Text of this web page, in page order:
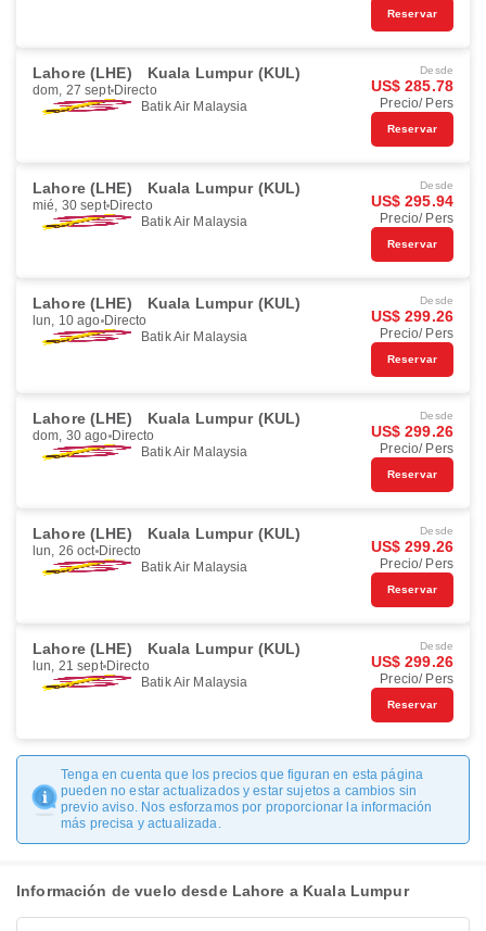
Reservar
Lahore (LHE) Kuala Lumpur (KUL)
dom, 27 sept Directo
Batik Air Malaysia
Desde
US$ 285.78
Precio/ Pers
Reservar
Lahore (LHE) Kuala Lumpur (KUL)
mié, 30 sept Directo
Batik Air Malaysia
Desde
US$ 295.94
Precio/ Pers
Reservar
Lahore (LHE) Kuala Lumpur (KUL)
lun, 10 ago Directo
Batik Air Malaysia
Desde
US$ 299.26
Precio/ Pers
Reservar
Lahore (LHE) Kuala Lumpur (KUL)
dom, 30 ago Directo
Batik Air Malaysia
Desde
US$ 299.26
Precio/ Pers
Reservar
Lahore (LHE) Kuala Lumpur (KUL)
lun, 26 oct Directo
Batik Air Malaysia
Desde
US$ 299.26
Precio/ Pers
Reservar
Lahore (LHE) Kuala Lumpur (KUL)
lun, 21 sept Directo
Batik Air Malaysia
Desde
US$ 299.26
Precio/ Pers
Reservar
Tenga en cuenta que los precios que figuran en esta página
pueden no estar actualizados y estar sujetos a cambios sin
previo aviso. Nos esforzamos por proporcionar la información
más precisa y actualizada.
Información de vuelo desde Lahore a Kuala Lumpur